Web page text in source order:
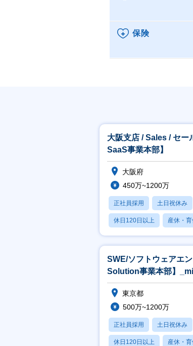
保険
大阪支店 / Sales / セー
SaaS事業本部】
大阪府
450万~1200万
正社員採用 土日祝休み
休日120日以上 産休・育
賞与あり
SWE/ソフトウェアエ
Solution事業本部】
東京都
500万~1200万
正社員採用 土日祝休み
休日120日以上 産休・育